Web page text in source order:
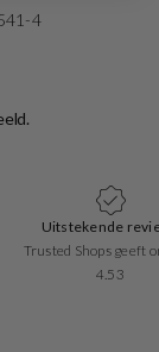
4
Uitstekende
Trusted Shops geeft
4.53